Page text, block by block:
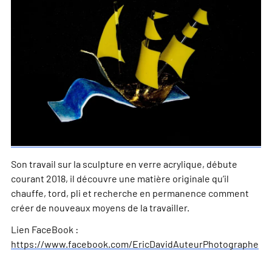
Son travail sur la sculpture en verre acrylique, débute
courant 2018, il découvre une matière originale qu’il
chauffe, tord, pli et recherche en permanence comment
créer de nouveaux moyens de la travailler.
Lien FaceBook :
https://www.facebook.com/EricDavidAuteurPhotographe